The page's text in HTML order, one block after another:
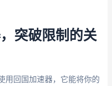
突破限制的关
用回国加速器，它能将你的